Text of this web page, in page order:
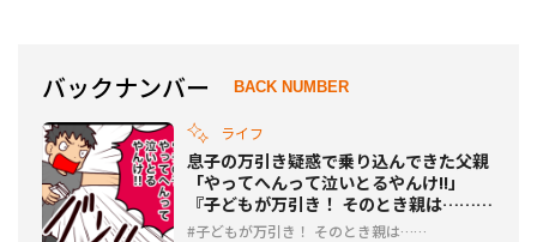
バックナンバー BACK NUMBER
ライフ
息子の万引き疑惑で乗り込んできた父親
「やってへんって泣いとるやんけ!!」
『子どもが万引き！ そのとき親は……
Vol.4』
子どもが万引き！ そのとき親は……